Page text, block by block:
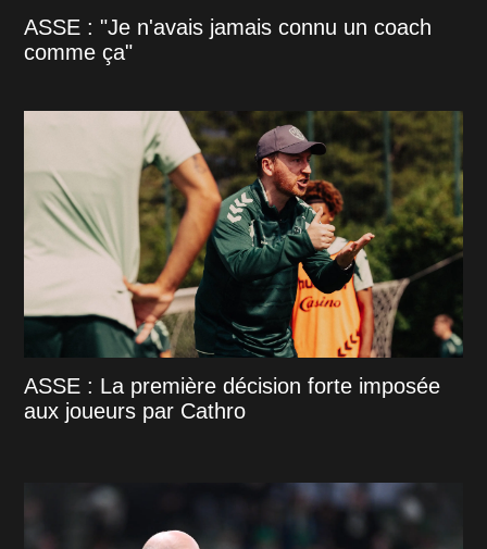
ASSE : "Je n'avais jamais connu un coach
comme ça"
ASSE : La première décision forte imposée
aux joueurs par Cathro